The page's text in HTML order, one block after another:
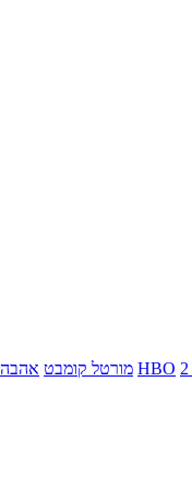
HBO מורטל קומבט אהבה